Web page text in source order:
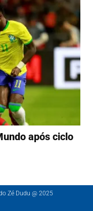
após ciclo
Zé Dudu @ 2025